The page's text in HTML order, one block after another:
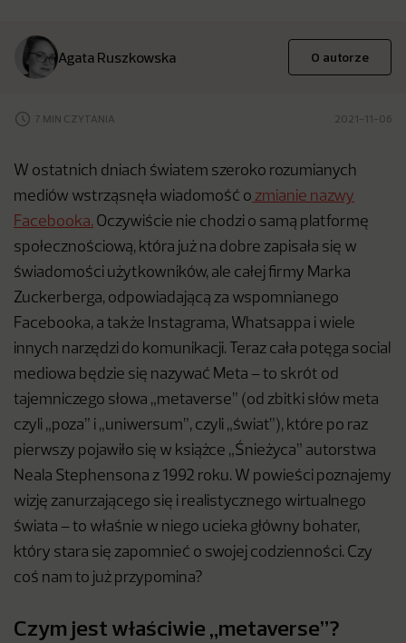
Agata Ruszkowska O autorze
7 MIN CZYTANIA 2021-11-06
W ostatnich dniach światem szeroko rozumianych
mediów wstrząsnęła wiadomość o zmianie nazwy
Facebooka. Oczywiście nie chodzi o samą platformę
społecznościową, która już na dobre zapisała się w
świadomości użytkowników, ale całej firmy Marka
Zuckerberga, odpowiadającą za wspomnianego
Facebooka, a także Instagrama, Whatsappa i wiele
innych narzędzi do komunikacji. Teraz cała potęga social
mediowa będzie się nazywać Meta – to skrót od
tajemniczego słowa „metaverse” (od zbitki słów meta
czyli „poza” i „uniwersum”, czyli „świat”), które po raz
pierwszy pojawiło się w książce „Śnieżyca” autorstwa
Neala Stephensona z 1992 roku. W powieści poznajemy
wizję zanurzającego się i realistycznego wirtualnego
świata – to właśnie w niego ucieka główny bohater,
który stara się zapomnieć o swojej codzienności. Czy
coś nam to już przypomina?
Czym jest właściwie „metaverse”?